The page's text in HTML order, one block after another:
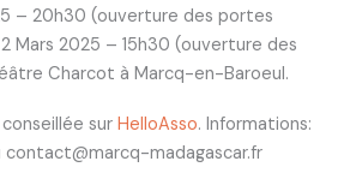
– 20h30 (ouverture des portes
Mars 2025 – 15h30 (ouverture des
Charcot à Marcq-en-Baroeul.
surHelloAsso. Informations:
contact@marcq-madagascar.fr